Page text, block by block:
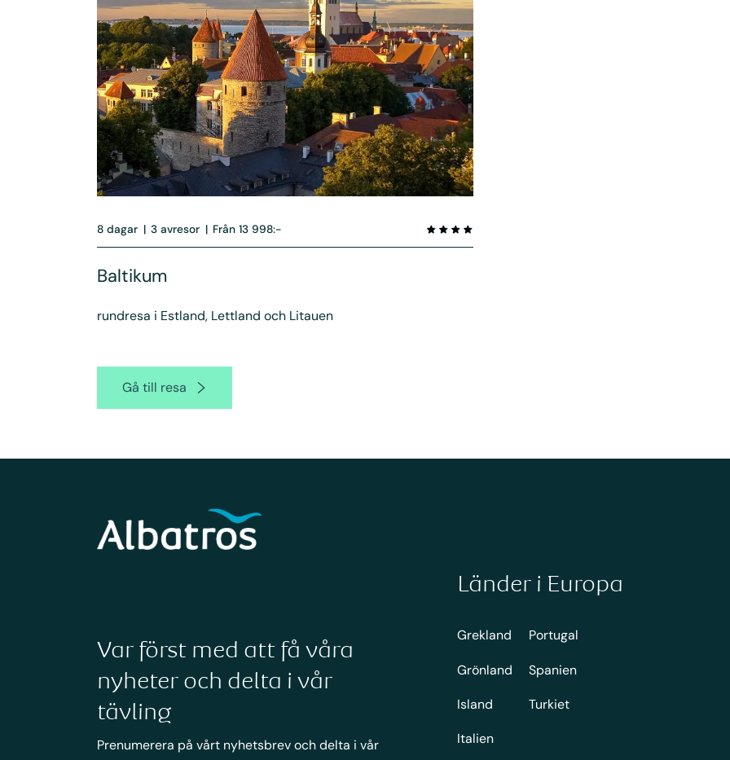
8 dagar | 3 avresor | Från 13 998:-
Baltikum
rundresa i Estland, Lettland och Litauen
Gå till resa
Var först med att få våra
nyheter och delta i vår
tävling
Prenumerera på vårt nyhetsbrev och delta i vår
Länder i Europa
Grekland
Grönland
Island
Italien
Portugal
Spanien
Turkiet